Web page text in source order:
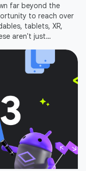
far beyond the
to reach over
tablets, XR,
aren't just